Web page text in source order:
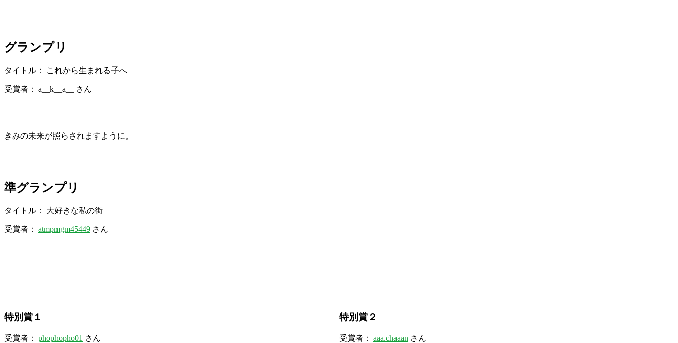
グランプリ
タイトル： これから生まれる子へ
受賞者： a__k__a__ さん
きみの未来が照らされますように。
準グランプリ
タイトル： 大好きな私の街
受賞者： atmpmgm45449 さん
特別賞１
受賞者： phophopho01 さん
特別賞２
受賞者： aaa.chaaan さん